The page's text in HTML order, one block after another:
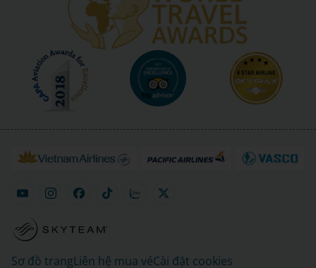
Sơ đồ trangLiên hệ mua véCài đặt cookies